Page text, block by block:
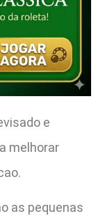
e
melhorar
as pequenas